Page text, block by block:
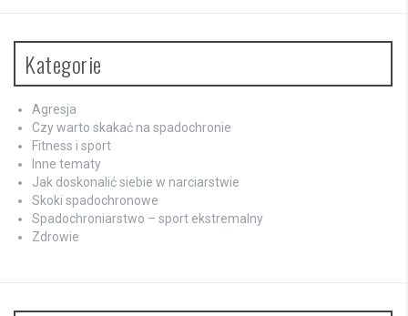
Kategorie
Agresja
Czy warto skakać na spadochronie
Fitness i sport
Inne tematy
Jak doskonalić siebie w narciarstwie
Skoki spadochronowe
Spadochroniarstwo – sport ekstremalny
Zdrowie